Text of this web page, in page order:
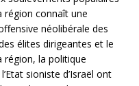
région connaît une
néolibérale des
élites dirigeantes et le
région, la politique
sioniste d’Israël ont